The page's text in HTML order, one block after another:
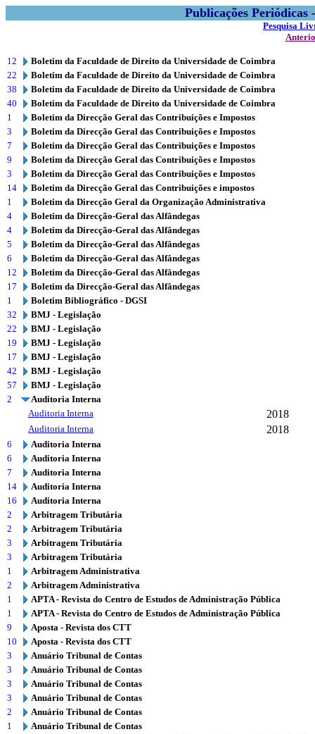
Publicações
Pesquisa
12
Boletim da Faculdade de Direito da Universidade de Coimbra
22
Boletim da Faculdade de Direito da Universidade de Coimbra
38
Boletim da Faculdade de Direito da Universidade de Coimbra
40
Boletim da Faculdade de Direito da Universidade de Coimbra
1
Boletim da Direcção Geral das Contribuições e Impostos
3
Boletim da Direcção Geral das Contribuições e Impostos
7
Boletim da Direcção Geral das Contribuições e Impostos
9
Boletim da Direcção Geral das Contribuições e Impostos
3
Boletim da Direcção Geral das Contribuições e Impostos
14
Boletim da Direcção Geral das Contribuições e impostos
1
Boletim da Direcção Geral da Organização Administrativa
4
Boletim da Direcção-Geral das Alfândegas
4
Boletim da Direcção-Geral das Alfândegas
5
Boletim da Direcção-Geral das Alfândegas
6
Boletim da Direcção-Geral das Alfândegas
12
Boletim da Direcção-Geral das Alfândegas
17
Boletim da Direcção-Geral das Alfândegas
1
Boletim Bibliográfico - DGSI
32
BMJ - Legislação
22
BMJ - Legislação
19
BMJ - Legislação
17
BMJ - Legislação
42
BMJ - Legislação
57
BMJ - Legislação
2
Auditoria Interna
Auditoria Interna
2018
Auditoria Interna 2018
6
Auditoria Interna
6
Auditoria Interna
7
Auditoria Interna
14
Auditoria Interna
16
Auditoria Interna
2
Arbitragem Tributária
2
Arbitragem Tributária
3
Arbitragem Tributária
3
Arbitragem Tributária
1
Arbitragem Administrativa
2
Arbitragem Administrativa
1
APTA - Revista do Centro de Estudos de Administração Pública
1
APTA - Revista do Centro de Estudos de Administração Pública
9
Aposta - Revista dos CTT
10
Aposta - Revista dos CTT
3
Anuário Tribunal de Contas
3
Anuário Tribunal de Contas
3
Anuário Tribunal de Contas
3
Anuário Tribunal de Contas
2
Anuário Tribunal de Contas
1
Anuário Tribunal de Contas